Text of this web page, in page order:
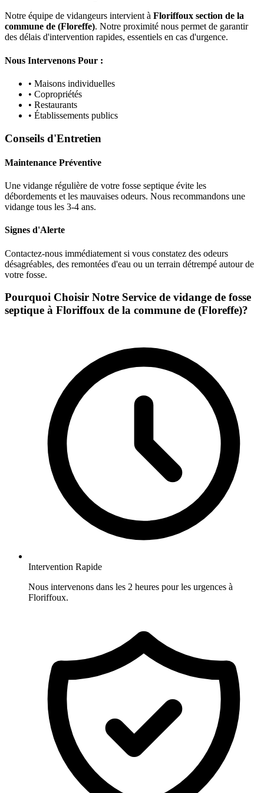
Notre équipe de vidangeurs intervient à Floriffoux section de la
commune de (Floreffe). Notre proximité nous permet de garantir
des délais d'intervention rapides, essentiels en cas d'urgence.
Nous Intervenons Pour :
• Maisons individuelles
• Copropriétés
• Restaurants
• Établissements publics
Conseils d'Entretien
Maintenance Préventive
Une vidange régulière de votre fosse septique évite les
débordements et les mauvaises odeurs. Nous recommandons une
vidange tous les 3-4 ans.
Signes d'Alerte
Contactez-nous immédiatement si vous constatez des odeurs
désagréables, des remontées d'eau ou un terrain détrempé autour de
votre fosse.
Pourquoi Choisir Notre Service de vidange de fosse
septique à Floriffoux de la commune de (Floreffe)?
Intervention Rapide
Nous intervenons dans les 2 heures pour les urgences à
Floriffoux.